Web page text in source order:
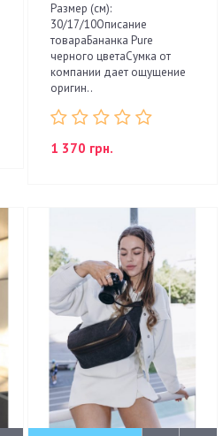
Размер (см):
30/17/10Описание
товараБананка Pure
черного цветаСумка от
компании дает ощущение
оригин..
1 370 грн.